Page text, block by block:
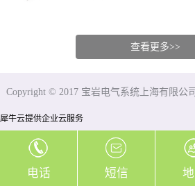
查看更多>>
Copyright © 2017 宝岩电气系统上海有限公
犀牛云提供企业云服务
电话 短信